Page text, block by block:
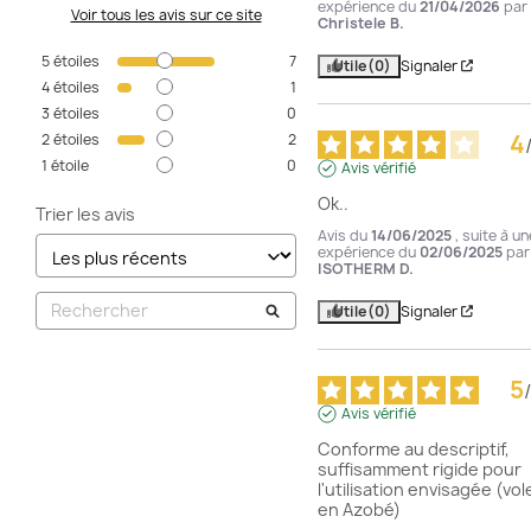
Voir tous les avis sur ce site
5étoiles
7
4étoiles
1
3 étoiles
0
2étoiles
2
1 étoile 0
Trier les avis
expérience du21/04/2026 par
Christele B.
Utile(0) Signaler
4/
Avis vérifié
Ok..
Avis du14/06/2025, suite à
expérience du 02/06/2025 par
ISOTHERM D.
Utile(0) Signaler
5/
Avis vérifié
Conforme au descriptif,
suffisamment rigide pour
l'utilisation envisagée
en Azobé)